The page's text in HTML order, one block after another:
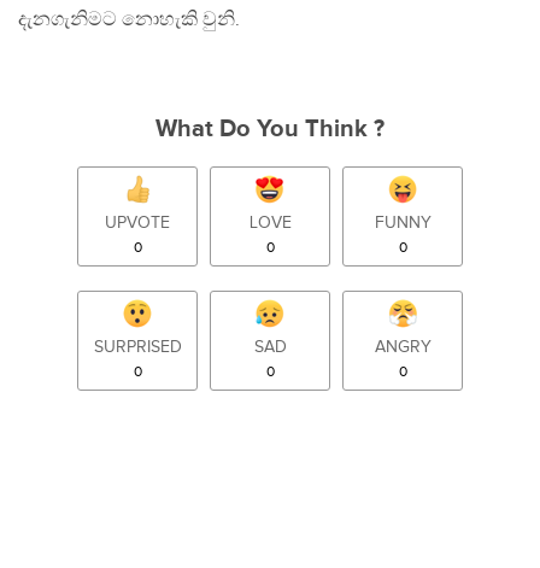
දැනගැනිමට නොහැකි වුනි.
What Do You Think ?
UPVOTE
0
LOVE
0
FUNNY
0
SURPRISED
0
SAD
0
ANGRY
0